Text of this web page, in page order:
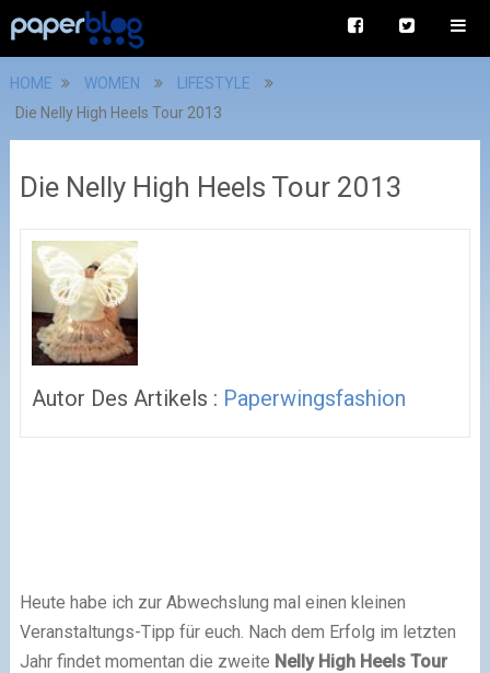
HOME WOMEN
LIFESTYLE
Die Nelly High Heels Tour 2013
Die Nelly High Heels Tour 2013
Autor Des Artikels : Paperwingsfashion
Heute habe ich zur Abwechslung mal einen kleinen
Veranstaltungs-Tipp für euch. Nach dem Erfolg im letzten
Jahr findet momentan die zweite NellyHigh Heels Tour